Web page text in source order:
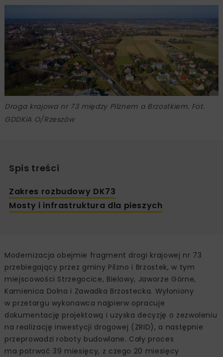
Droga krajowa nr 73 między Pilznem a Brzostkiem. Fot.
GDDKiA O/Rzeszów
Spis treści
Zakres rozbudowy DK73
Mosty i infrastruktura dla pieszych
Modernizacja obejmie fragment drogi krajowej nr 73
przebiegający przez gminy Pilzno i Brzostek, w tym
miejscowości Strzegocice, Bielowy, Jaworze Górne,
Kamienica Dolna i Zawadka Brzostecka. Wyłoniony
w przetargu wykonawca najpierw opracuje
dokumentację projektową i uzyska decyzję o zezwoleniu
na realizację inwestycji drogowej (ZRID), a następnie
przeprowadzi roboty budowlane. Cały proces
ma potrwać 39 miesięcy, z czego 20 miesięcy